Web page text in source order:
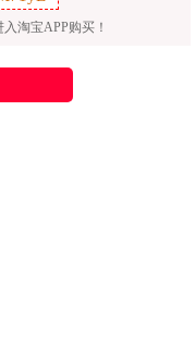
淘宝APP购买！